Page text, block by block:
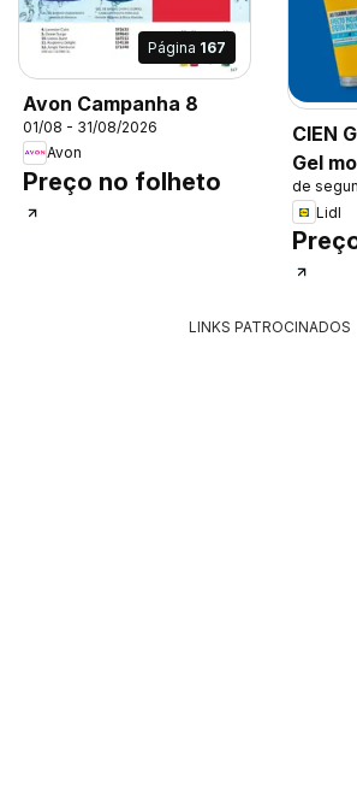
Página 167
Avon Campanha 8
01/08 - 31/08/2026
Avon
Preço no folheto
CIEN
Gel
Nível 4
- Nível
de
Lidl
LINKS PATROCINADOS